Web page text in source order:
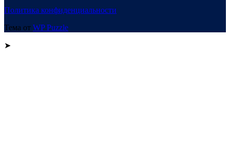
Политика конфиденциальности
Тема от WP Puzzle
➤